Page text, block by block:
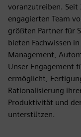
voranzutreiben.
engagierten Team
größten Partner für
bieten Fachwissen
Management,
Unser Engagement
ermöglicht,
Rationalisierung
Produktivität und
unterstützen.